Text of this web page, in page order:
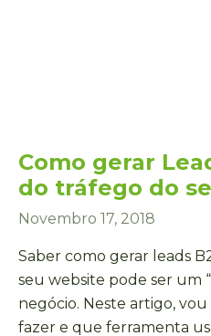
Como gerar
do tráfego do
Novembro 17, 2018
Saber como gerar leads
seu website pode ser um
negócio. Neste artigo,
fazer e que ferramenta